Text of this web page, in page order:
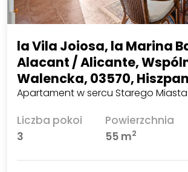
la Vila Joiosa, la Marina
Alacant / Alicante,
Walencka, 03570,
Apartament w sercu Starego
Liczba pokoi
3
Powierzchnia
55 m2